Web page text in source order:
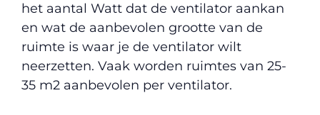
het aantal Watt dat de ventilator aankan
en wat de aanbevolen grootte van de
ruimte is waar je de ventilator wilt
neerzetten. Vaak worden ruimtes van 25-
35 m2 aanbevolen per ventilator.